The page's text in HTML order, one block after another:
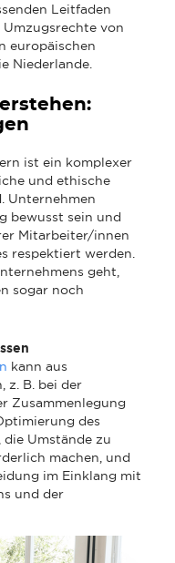
Leitfaden
von
europäischen
Niederlande.
ist ein komplexer
und ethische
Unternehmen
bewusst sein und
Mitarbeiter/innen
respektiert werden.
geht,
sogar noch
kann aus
z. B. bei der
Zusammenlegung
des
die Umstände zu
machen, und
im Einklang mit
und der